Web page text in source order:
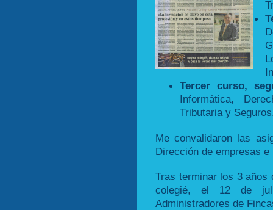
Tercer curso,
Informática,
Tributaria y
Me convalidaron las
Dirección de empresas
Tras terminar los 3 años
colegié, el 12 de
Administradores de